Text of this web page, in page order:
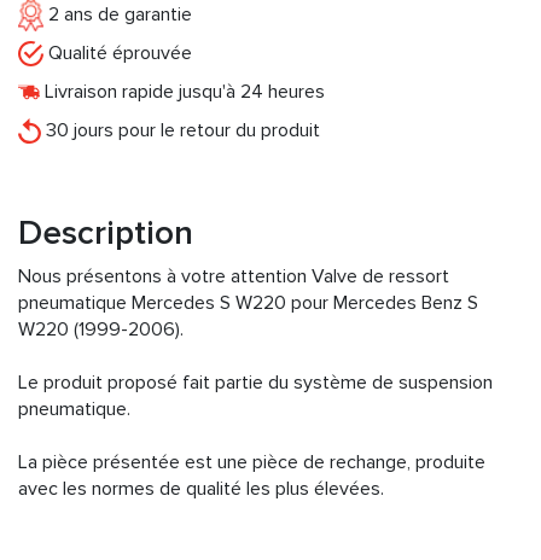
2 ans de garantie
Qualité éprouvée
Livraison rapide jusqu'à 24 heures
30 jours pour le retour du produit
Description
Nous présentons à votre attention Valve de ressort
pneumatique Mercedes S W220 pour Mercedes Benz S
W220 (1999-2006).
Le produit proposé fait partie du système de suspension
pneumatique.
La pièce présentée est une pièce de rechange, produite
avec les normes de qualité les plus élevées.